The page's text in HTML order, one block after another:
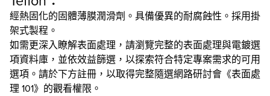
經熱固化的固體薄膜潤滑劑。具備優異的耐腐蝕性。採用掛
架式製程。
如需更深入瞭解表面處理，請瀏覽完整的表面處理與電鍍選
項資料庫，並依效益篩選，以探索符合特定專案需求的可用
選項。請於下方註冊，以取得完整隨選網路研討會《表面處
理 101》的觀看權限。